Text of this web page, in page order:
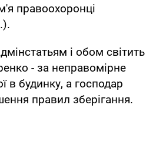
правоохоронці
і обом світить
- за неправомірне
в будинку, а господар
правил зберігання.